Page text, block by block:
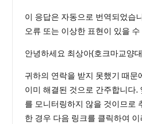
이 응답은 자동으로 번역되었습
오류 또는 이상한 표현이 있을
안녕하세요 최상아(호크마교양
귀하의 연락을 받지 못했기 때문
이미 해결된 것으로 간주합니다.
를 모니터링하지 않을 것이므로
한 경우 다음 링크를 클릭하여